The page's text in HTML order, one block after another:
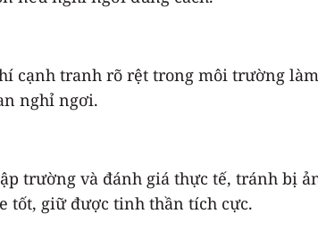
cạnh tranh rõ rệt trong môi trường
nghỉ ngơi.
trường và đánh giá thực tế, tránh bị
tốt, giữ được tinh thần tích cực.